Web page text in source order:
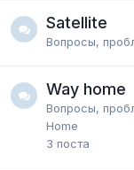
Satellite
Вопросы,
Way home
Вопросы,
Home
3 поста